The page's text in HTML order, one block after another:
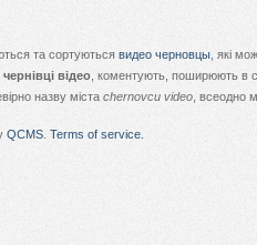
та сортуються видео черновцы , які
відео , коментують, поширюють в
назву міста chernovcu video , всеодно
QCMS Terms of service.